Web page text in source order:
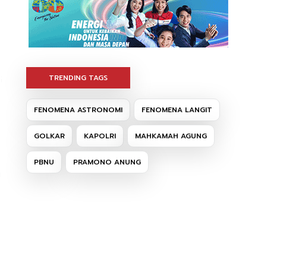
TRENDING TAGS
FENOMENA ASTRONOMI FENOMENA LANGIT
GOLKAR KAPOLRI MAHKAMAH AGUNG
PBNU PRAMONO ANUNG